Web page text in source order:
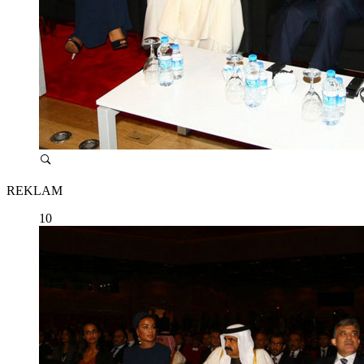
REKLAM
10